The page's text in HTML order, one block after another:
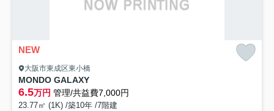
NEW
大阪市東成区東小橋
MONDO GALAXY
6.5万円 管理/共益費7,000円
23.77㎡ (1K) /築10年 /7階建